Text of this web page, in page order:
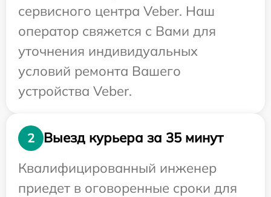
сервисного центра Veber. Наш
оператор свяжется с Вами для
уточнения индивидуальных
условий ремонта Вашего
устройства Veber.
2
Выезд курьера за 35 минут
Квалифицированный инженер
приедет в оговоренные сроки для